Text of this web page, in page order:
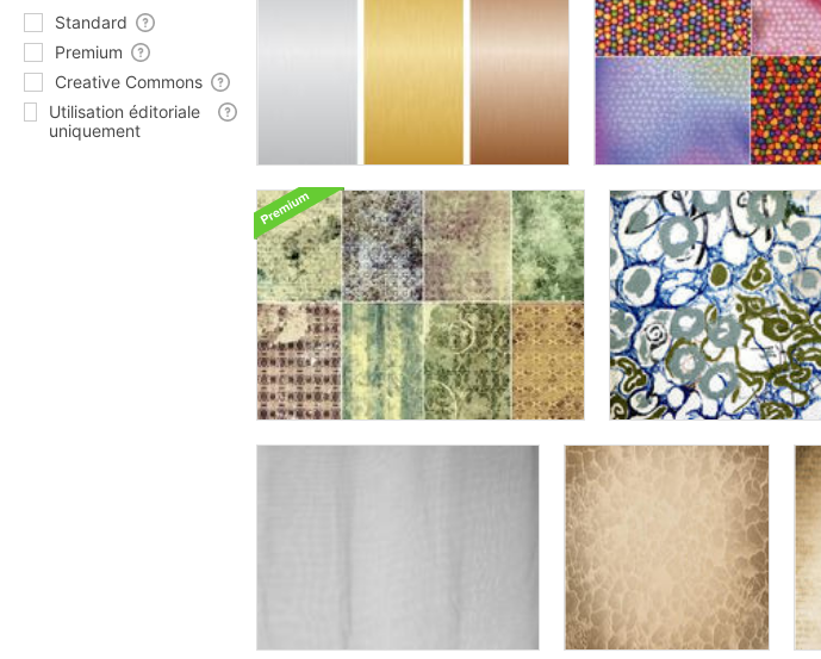
Standard
Premium
Creative Commons
Utilisation éditoriale
uniquement